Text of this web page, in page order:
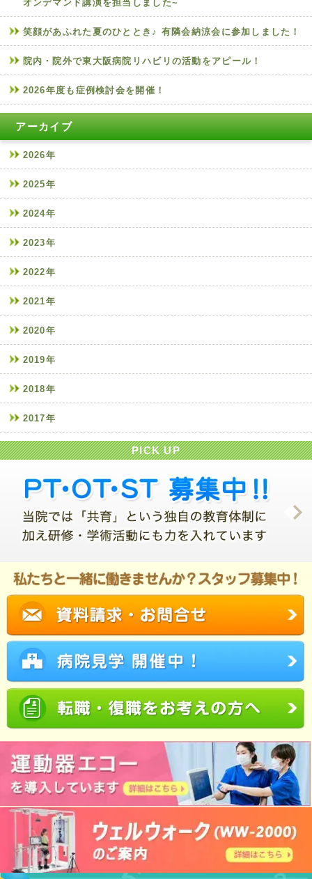
オンデマンド講演を担当しました~
笑顔があふれた夏のひととき♪ 有隣会納涼会に参加しました！
院内・院外で東大阪病院リハビリの活動をアピール！
2026年度も症例検討会を開催！
アーカイブ
2026年
2025年
2024年
2023年
2022年
2021年
2020年
2019年
2018年
2017年
PICK UP